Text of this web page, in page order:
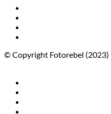
© Copyright Fotorebel (2023)